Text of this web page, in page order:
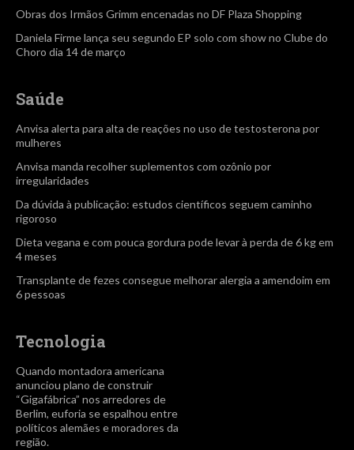
Obras dos Irmãos Grimm encenadas no DF Plaza Shopping
Daniela Firme lança seu segundo EP solo com show no Clube do
Choro dia 14 de março
Saúde
Anvisa alerta para alta de reações no uso de testosterona por
mulheres
Anvisa manda recolher suplementos com ozônio por
irregularidades
Da dúvida à publicação: estudos científicos seguem caminho
rigoroso
Dieta vegana e com pouca gordura pode levar à perda de 6 kg em
4 meses
Transplante de fezes consegue melhorar alergia a amendoim em
6 pessoas
Tecnologia
Quando montadora americana
anunciou plano de construir
“Gigafábrica” nos arredores de
Berlim, euforia se espalhou entre
políticos alemães e moradores da
região.